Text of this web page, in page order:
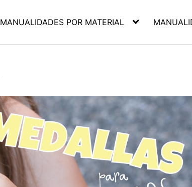
MANUALIDADES POR MATERIAL